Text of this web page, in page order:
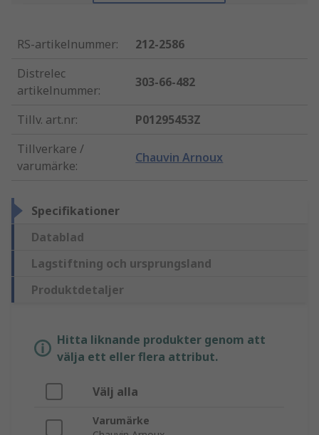
RS-artikelnummer:
212-2586
Distrelec
artikelnummer:
303-66-482
Tillv. art.nr:
P01295453Z
Tillverkare /
varumärke:
Chauvin Arnoux
Specifikationer
Datablad
Lagstiftning och ursprungsland
Produktdetaljer
Hitta liknande produkter genom att
välja ett eller flera attribut.
Välj alla
Varumärke